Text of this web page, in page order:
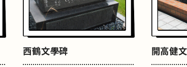
西鶴文學碑 開高健